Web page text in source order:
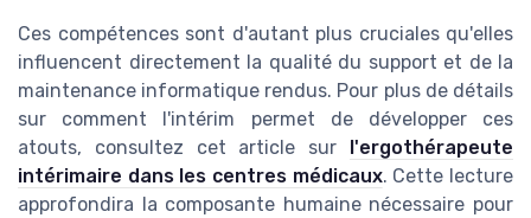
Ces compétences sont d'autant plus cruciales qu'elles
influencent directement la qualité du support et de la
maintenance informatique rendus. Pour plus de détails
sur comment l'intérim permet de développer ces
atouts, consultez cet article sur
l'ergothérapeute
intérimaire dans les centres médicaux. Cette lecture
approfondira la composante humaine nécessaire pour